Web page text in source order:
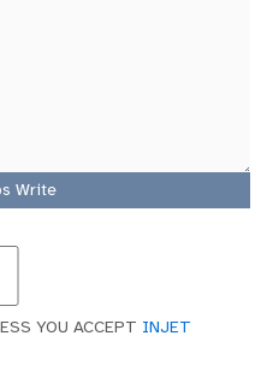
Write
YOU ACCEPT INJET